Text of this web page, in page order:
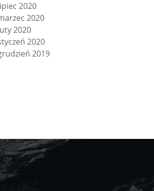
2020
2020
2020
2020
2019